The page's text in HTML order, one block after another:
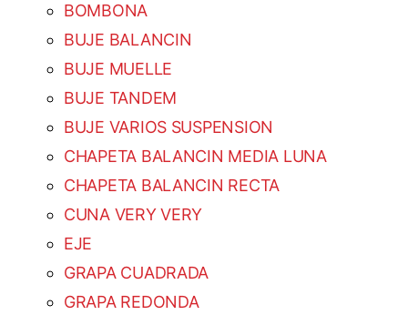
BOMBONA
BUJE BALANCIN
BUJE MUELLE
BUJE TANDEM
BUJE VARIOS SUSPENSION
CHAPETA BALANCIN MEDIA LUNA
CHAPETA BALANCIN RECTA
CUNA VERY VERY
EJE
GRAPA CUADRADA
GRAPA REDONDA